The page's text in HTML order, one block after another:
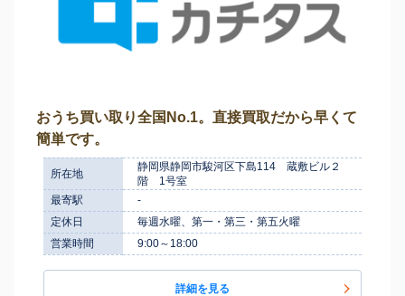
おうち買い取り全国No.1。直接買取だから早くて
簡単です。
所在地
静岡県静岡市駿河区下島114 蔵敷ビル２
階 1号室
最寄駅
-
定休日
毎週水曜、第一・第三・第五火曜
営業時間
9:00～18:00
詳細を見る